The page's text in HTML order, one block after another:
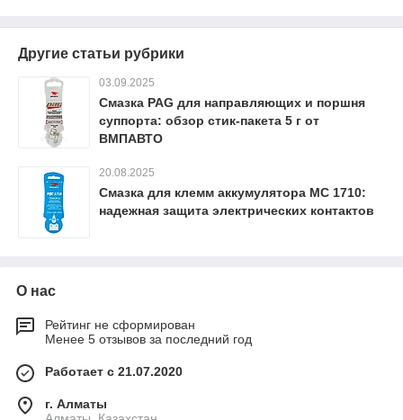
Другие статьи рубрики
03.09.2025
Смазка PAG для направляющих и поршня
суппорта: обзор стик-пакета 5 г от
ВМПАВТО
20.08.2025
Смазка для клемм аккумулятора МС 1710:
надежная защита электрических контактов
О нас
Рейтинг не сформирован
Менее 5 отзывов за последний год
Работает с 21.07.2020
г. Алматы